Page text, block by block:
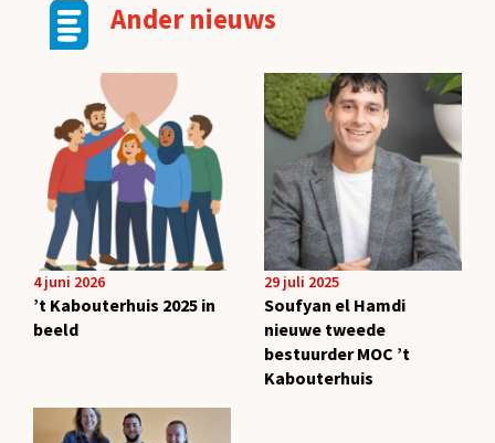
Ander nieuws
4 juni 2026
’t Kabouterhuis 2025 in
beeld
29 juli 2025
Soufyan el Hamdi
nieuwe tweede
bestuurder MOC ’t
Kabouterhuis